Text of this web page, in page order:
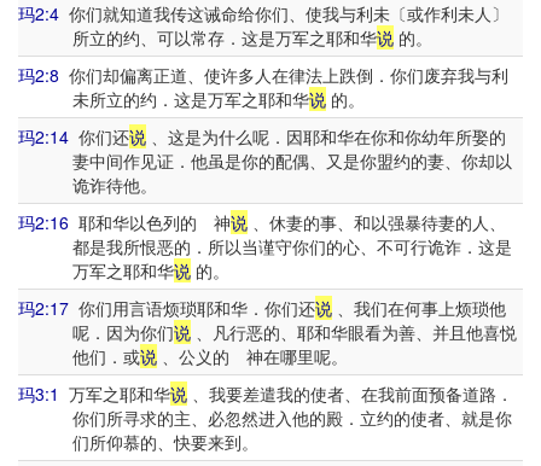
玛2:4 你们就知道我传这诫命给你们、使我与利未〔或作利未人〕
所立的约、可以常存．这是万军之耶和华说的。
玛2:8 你们却偏离正道、使许多人在律法上跌倒．你们废弃我与利
未所立的约．这是万军之耶和华说的。
玛2:14 你们还说 、这是为什么呢．因耶和华在你和你幼年所娶的
妻中间作见证．他虽是你的配偶、又是你盟约的妻、你却以
诡诈待他。
玛2:16 耶和华以色列的 神说 、休妻的事、和以强暴待妻的人、
都是我所恨恶的．所以当谨守你们的心、不可行诡诈．这是
万军之耶和华说的。
玛2:17 你们用言语烦琐耶和华．你们还说 、我们在何事上烦琐他
呢．因为你们说、凡行恶的、耶和华眼看为善、并且他喜悦
他们．或说、公义的 神在哪里呢。
玛3:1 万军之耶和华说 、我要差遣我的使者、在我前面预备道路．
你们所寻求的主、必忽然进入他的殿．立约的使者、就是你
们所仰慕的、快要来到。